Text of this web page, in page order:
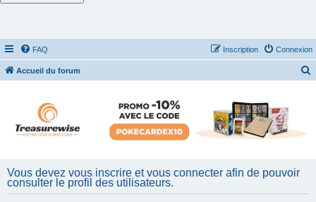
FAQ Connexion
Inscription
Accueil du forum
Vous devez vous inscrire et vous connecter afin de pouvoir
consulter le profil des utilisateurs.